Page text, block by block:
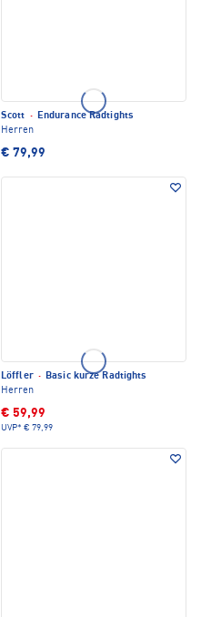
Scott · Endurance Radtights
Herren
€ 79,99
Löffler · Basic kurze Radtights
Herren
€ 59,99
UVP* € 79,99